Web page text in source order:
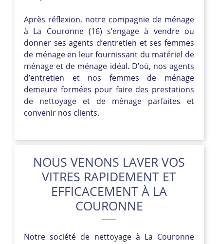
Après réflexion, notre compagnie de ménage
à La Couronne (16) s’engage à vendre ou
donner ses agents d’entretien et ses femmes
de ménage en leur fournissant du matériel de
ménage et de ménage idéal. D’où, nos agents
d’entretien et nos femmes de ménage
demeure formées pour faire des prestations
de nettoyage et de ménage parfaites et
convenir nos clients.
NOUS VENONS LAVER VOS
VITRES RAPIDEMENT ET
EFFICACEMENT À LA
COURONNE
Notre société de nettoyage à La Couronne